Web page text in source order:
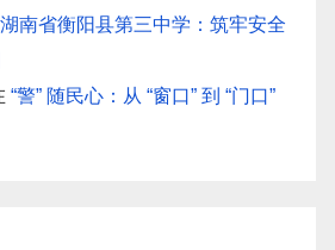
湖南省衡阳县第三中学：筑牢安全
“警” 随民心：从 “窗口” 到 “门口”